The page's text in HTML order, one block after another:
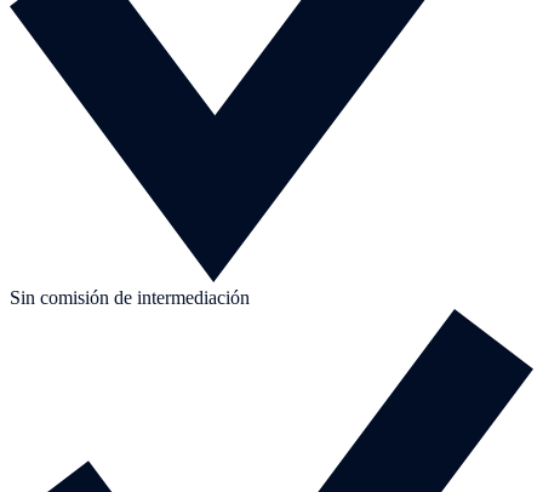
Sin comisión de intermediación